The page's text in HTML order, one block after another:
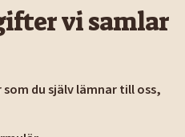
vi samlar
du själv lämnar till oss,